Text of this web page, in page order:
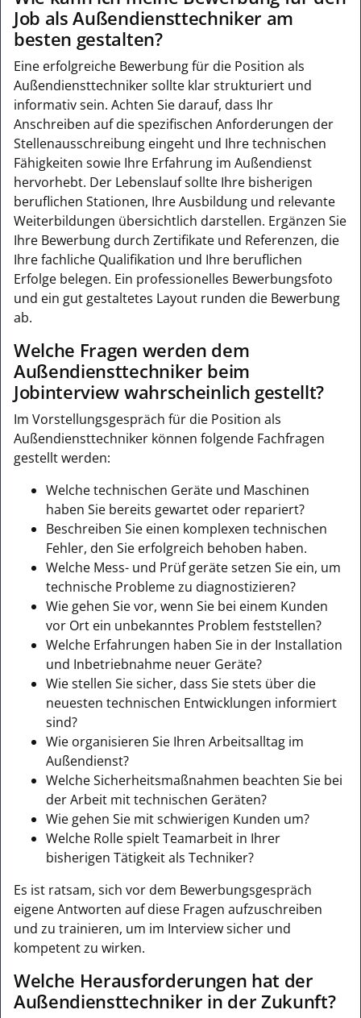
Job als Außendiensttechniker am
besten gestalten?
Eine erfolgreiche Bewerbung für die Position als
Außendiensttechniker sollte klar strukturiert und
informativ sein. Achten Sie darauf, dass Ihr
Anschreiben auf die spezifischen Anforderungen der
Stellenausschreibung eingeht und Ihre technischen
Fähigkeiten sowie Ihre Erfahrung im Außendienst
hervorhebt. Der Lebenslauf sollte Ihre bisherigen
beruflichen Stationen, Ihre Ausbildung und relevante
Weiterbildungen übersichtlich darstellen. Ergänzen Sie
Ihre Bewerbung durch Zertifikate und Referenzen, die
Ihre fachliche Qualifikation und Ihre beruflichen
Erfolge belegen. Ein professionelles Bewerbungsfoto
und ein gut gestaltetes Layout runden die Bewerbung
ab.
Welche Fragen werden dem
Außendiensttechniker beim
Jobinterview wahrscheinlich gestellt?
Im Vorstellungsgespräch für die Position als
Außendiensttechniker können folgende Fachfragen
gestellt werden:
Welche technischen Geräte und Maschinen
haben Sie bereits gewartet oder repariert?
Beschreiben Sie einen komplexen technischen
Fehler, den Sie erfolgreich behoben haben.
Welche Mess- und Prüf geräte setzen Sie ein, um
technische Probleme zu diagnostizieren?
Wie gehen Sie vor, wenn Sie bei einem Kunden
vor Ort ein unbekanntes Problem feststellen?
Welche Erfahrungen haben Sie in der Installation
und Inbetriebnahme neuer Geräte?
Wie stellen Sie sicher, dass Sie stets über die
neuesten technischen Entwicklungen informiert
sind?
Wie organisieren Sie Ihren Arbeitsalltag im
Außendienst?
Welche Sicherheitsmaßnahmen beachten Sie bei
der Arbeit mit technischen Geräten?
Wie gehen Sie mit schwierigen Kunden um?
Welche Rolle spielt Teamarbeit in Ihrer
bisherigen Tätigkeit als Techniker?
Es ist ratsam, sich vor dem Bewerbungsgespräch
eigene Antworten auf diese Fragen aufzuschreiben
und zu trainieren, um im Interview sicher und
kompetent zu wirken.
Welche Herausforderungen hat der
Außendiensttechniker in der Zukunft?